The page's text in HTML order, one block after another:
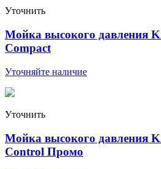
Уточнить
Мойка высокого давления
Compact
Уточняйте наличие
Уточнить
Мойка высокого давления
Control Промо